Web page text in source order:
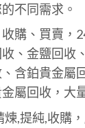
不同需求。
購、買賣，
、金鹽回收
含鉑貴金屬
屬回收，大
煉,提純,收購